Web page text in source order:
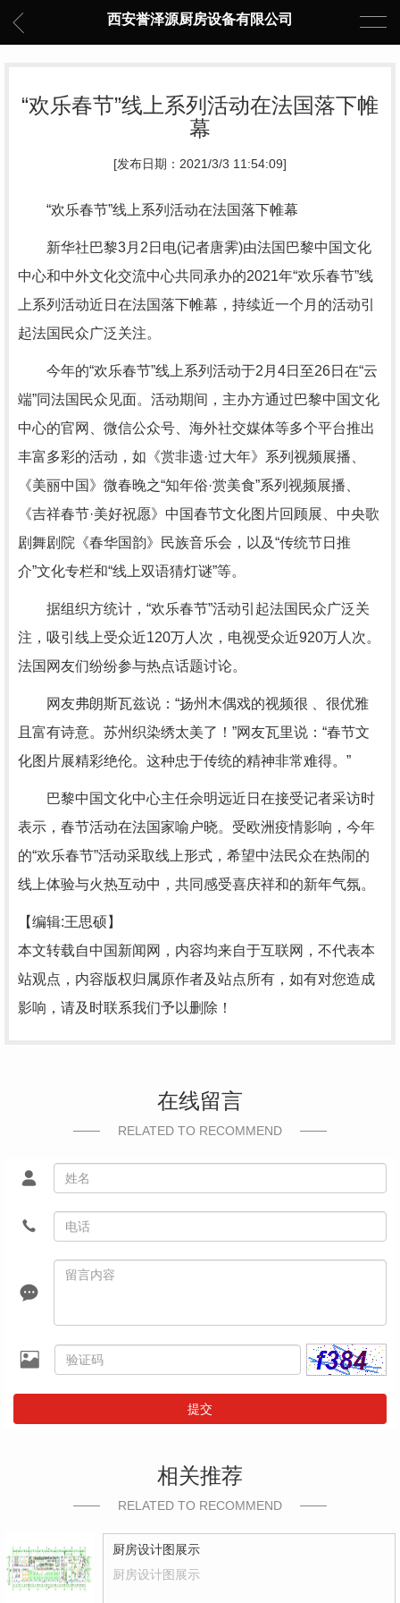
西安誉泽源厨房设备有限公司
“欢乐春节”线上系列活动在法国落下帷
幕
[发布日期：2021/3/3 11:54:09]
“欢乐春节”线上系列活动在法国落下帷幕
新华社巴黎3月2日电(记者唐霁)由法国巴黎中国文化
中心和中外文化交流中心共同承办的2021年“欢乐春节”线
上系列活动近日在法国落下帷幕，持续近一个月的活动引
起法国民众广泛关注。
今年的“欢乐春节”线上系列活动于2月4日至26日在“云
端”同法国民众见面。活动期间，主办方通过巴黎中国文化
中心的官网、微信公众号、海外社交媒体等多个平台推出
丰富多彩的活动，如《赏非遗·过大年》系列视频展播、
《美丽中国》微春晚之“知年俗·赏美食”系列视频展播、
《吉祥春节·美好祝愿》中国春节文化图片回顾展、中央歌
剧舞剧院《春华国韵》民族音乐会，以及“传统节日推
介”文化专栏和“线上双语猜灯谜”等。
据组织方统计，“欢乐春节”活动引起法国民众广泛关
注，吸引线上受众近120万人次，电视受众近920万人次。
法国网友们纷纷参与热点话题讨论。
网友弗朗斯瓦兹说：“扬州木偶戏的视频很 、很优雅
且富有诗意。苏州织染绣太美了！”网友瓦里说：“春节文
化图片展精彩绝伦。这种忠于传统的精神非常难得。”
巴黎中国文化中心主任佘明远近日在接受记者采访时
表示，春节活动在法国家喻户晓。受欧洲疫情影响，今年
的“欢乐春节”活动采取线上形式，希望中法民众在热闹的
线上体验与火热互动中，共同感受喜庆祥和的新年气氛。
【编辑:王思硕】
本文转载自中国新闻网，内容均来自于互联网，不代表本
站观点，内容版权归属原作者及站点所有，如有对您造成
影响，请及时联系我们予以删除！
在线留言
RELATED TO RECOMMEND
提交
相关推荐
RELATED TO RECOMMEND
厨房设计图展示
厨房设计图展示